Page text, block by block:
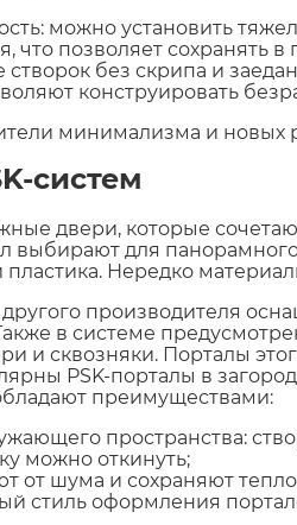
можно установить
что позволяет сохранять
без скрипа и
конструировать
минимализма и новых
систем
двери, которые
выбирают для
Нередко
другого производителя
в системе
и сквозняки. Порталы
PSK-порталы в
преимуществами:
пространства:
можно откинуть;
от шума и сохраняют
стиль оформления